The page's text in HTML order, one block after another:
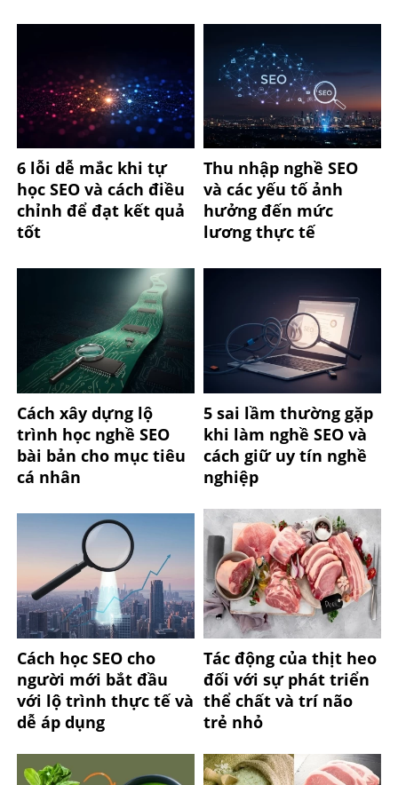
6 lỗi dễ mắc khi tự
học SEO và cách điều
chỉnh để đạt kết quả
tốt
Thu nhập nghề SEO
và các yếu tố ảnh
hưởng đến mức
lương thực tế
Cách xây dựng lộ
trình học nghề SEO
bài bản cho mục tiêu
cá nhân
5 sai lầm thường gặp
khi làm nghề SEO và
cách giữ uy tín nghề
nghiệp
Cách học SEO cho
người mới bắt đầu
với lộ trình thực tế và
dễ áp dụng
Tác động của thịt heo
đối với sự phát triển
thể chất và trí não
trẻ nhỏ